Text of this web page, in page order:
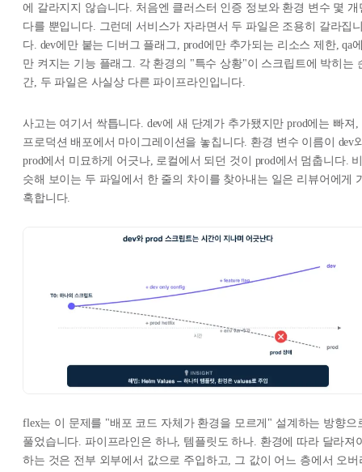
에 갈라지지 않습니다. 처음엔 클러스터 인증 정보와 환경 변수 몇 개
다를 뿐입니다. 그런데 서비스가 자라면서 두 파일은 조용히 갈라집
다. dev에만 붙는 디버그 플래그, prod에만 추가되는 리소스 제한, qa
만 켜지는 기능 플래그. 각 환경의 "특수 상황"이 스크립트에 박히는
간, 두 파일은 사실상 다른 파이프라인입니다.
사고는 여기서 싹틉니다. dev에 새 단계가 추가됐지만 prod에는 빠져,
프로덕션 배포에서 마이그레이션을 놓칩니다. 환경 변수 이름이 dev
prod에서 미묘하게 어긋나, 로컬에서 되던 것이 prod에서 멈춥니다.
슷해 보이는 두 파일에서 한 줄의 차이를 찾아내는 일은 리뷰어에게
혹합니다.
flex는 이 문제를 "배포 코드 자체가 환경을 모르게" 설계하는 방향으
풀었습니다. 파이프라인은 하나, 템플릿도 하나. 환경에 따라 달라져
하는 것은 전부 외부에서 값으로 주입하고, 그 값이 어느 층에서 오버